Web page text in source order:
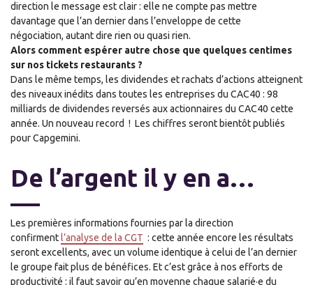
direction le message est clair : elle ne compte pas mettre
davantage que l’an dernier dans l’enveloppe de cette
négociation, autant dire rien ou quasi rien.
Alors comment espérer autre chose que quelques centimes
sur nos tickets restaurants ?
Dans le même temps, les dividendes et rachats d’actions atteignent
des niveaux inédits dans toutes les entreprises du CAC40 : 98
milliards de dividendes reversés aux actionnaires du CAC40 cette
année. Un nouveau record ! Les chiffres seront bientôt publiés
pour Capgemini.
De l’argent il y en a…
Les premières informations fournies par la direction
confirment l’analyse de la CGT : cette année encore les résultats
seront excellents, avec un volume identique à celui de l’an dernier
le groupe fait plus de bénéfices. Et c’est grâce à nos efforts de
productivité : il faut savoir qu’en moyenne chaque salarié·e du